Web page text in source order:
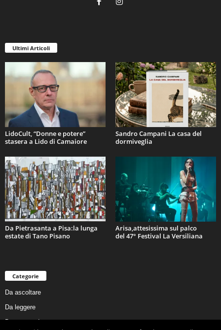
Ultimi Articoli
LidoCult, “Donne e potere”
stasera a Lido di Camaiore
Sandro Campani La casa del
dormiveglia
Da Pietrasanta a Pisa:la lunga
estate di Tano Pisano
Arisa,attesissima sul palco
del 47° Festival La Versiliana
Categorie
Da ascoltare
Da leggere
Da non perdere